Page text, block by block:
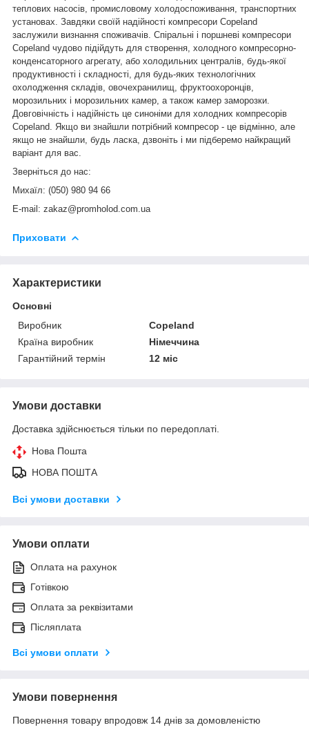
теплових насосів, промисловому холодоспоживання, транспортних
установах. Завдяки своїй надійності компресори Copeland
заслужили визнання споживачів. Спіральні і поршневі компресори
Copeland чудово підійдуть для створення, холодного компресорно-
конденсаторного агрегату, або холодильних централів, будь-якої
продуктивності і складності, для будь-яких технологічних
охолодження складів, овочехранилищ, фруктоохоронців,
морозильних і морозильних камер, а також камер заморозки.
Довговічність і надійність це синоніми для холодних компресорів
Copeland. Якщо ви знайшли потрібний компресор - це відмінно, але
якщо не знайшли, будь ласка, дзвоніть і ми підберемо найкращий
варіант для вас.
Зверніться до нас:
Михаїл: (050) 980 94 66
E-mail: zakaz@promholod.com.ua
Приховати
Характеристики
Основні
Виробник
Copeland
Країна виробник
Німеччина
Гарантійний термін
12 міс
Умови доставки
Доставка здійснюється тільки по передоплаті.
Нова Пошта
НОВА ПОШТА
Всі умови доставки
Умови оплати
Оплата на рахунок
Готівкою
Оплата за реквізитами
Післяплата
Всі умови оплати
Умови повернення
Повернення товару впродовж 14 днів за домовленістю